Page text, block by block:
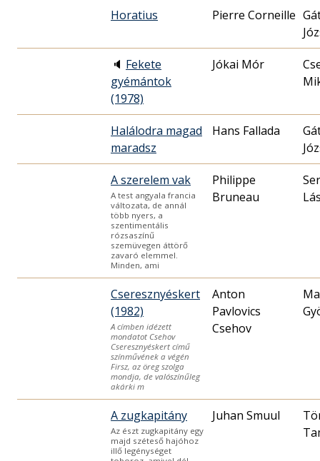
Horatius Pierre Corneille
🔈 Fekete
gyémántok
(1978)
Jókai Mór
Halálodra magad
maradsz
Hans Fallada
A szerelem vak
A test angyala francia
változata, de annál
több nyers, a
szentimentális
rózsaszínű
szemüvegen áttörő
zavaró elemmel.
Minden, ami
Philippe
Bruneau
Cseresznyéskert
(1982)
A címben idézett
mondatot Csehov
Cseresznyéskert című
színművének a végén
Firsz, az öreg szolga
mondja, de valószínűleg
akárki m
Anton
Pavlovics
Csehov
A zugkapitány
Az észt zugkapitány egy
majd széteső hajóhoz
illő legénységet
Juhan Smuul